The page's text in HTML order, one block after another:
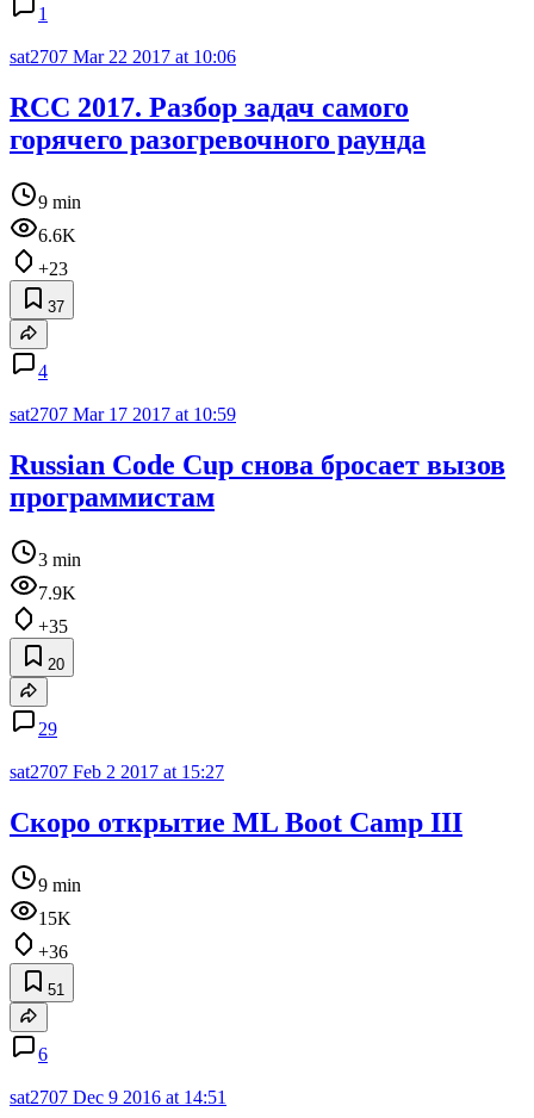
1
sat2707 Mar 22 2017 at 10:06
RCC 2017. Разбор задач самого
горячего разогревочного раунда
9 min
6.6K
+23
37
4
sat2707 Mar 17 2017 at 10:59
Russian Code Cup снова бросает вызов
программистам
3 min
7.9K
+35
20
29
sat2707 Feb 2 2017 at 15:27
Скоро открытие ML Boot Camp III
9 min
15K
+36
51
6
sat2707 Dec 9 2016 at 14:51